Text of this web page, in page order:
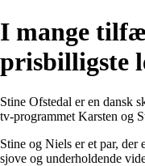
I mange
prisbilligste
Stine Ofstedal er en dansk
tv-programmet Karsten og
Stine og Niels er et par, der
sjove og underholdende